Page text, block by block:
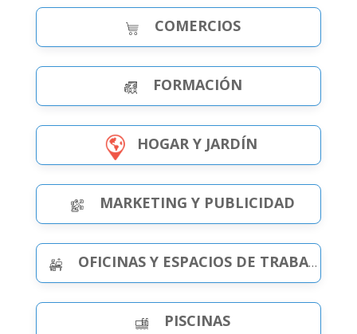
COMERCIOS
FORMACIÓN
HOGAR Y JARDÍN
MARKETING Y PUBLICIDAD
OFICINAS Y ESPACIOS DE TRABAJO
PISCINAS